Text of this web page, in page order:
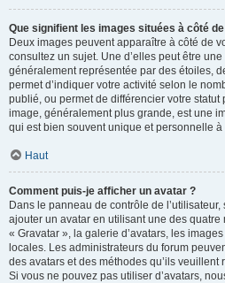
Que signifient les images situées à côté
Deux images peuvent apparaître à côté de
consultez un sujet. Une d’elles peut être
généralement représentée par des étoiles,
permet d’indiquer votre activité selon le
publié, ou permet de différencier votre statut
image, généralement plus grande, est une
qui est bien souvent unique et personnelle
Haut
Comment puis-je afficher un avatar ?
Dans le panneau de contrôle de
ajouter un avatar en utilisant une des quatre
« Gravatar », la galerie d’avatars, les
locales. Les administrateurs du forum
des avatars et des méthodes qu’ils
Si vous ne pouvez pas utiliser d’avatars,